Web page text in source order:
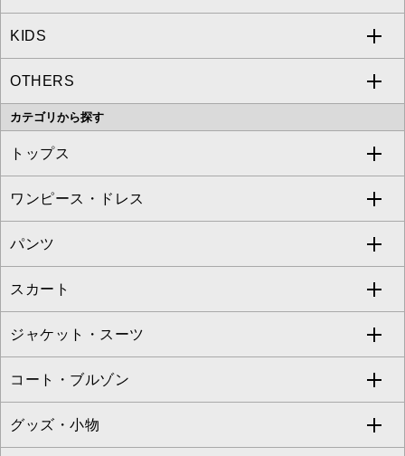
MICHEL KLEIN
MK MICHEL KLEIN
OFUON le MK
a.v.v
MICHEL KLEIN HOMME
MK MICHEL KLEIN HOMME
KIDS
a.v.v
OTHERS
MK MICHEL KLEIN BAG
カテゴリから探す
トップス
すべてのトップス
カットソー・Tシャツ
ブラウス・シャツ
ニット・セーター
カーディガン
アンサンブルセット
ワンピース・ドレス
すべてのワンピース・ドレス
ワンピース
ドレス
チュニック
ジャンパースカート
パンツ
すべてのパンツ
フルレングスパンツ
クロップド・半端丈パンツ
ガウチョ・ワイドパンツ
スカート
すべてのスカート
ロング・マキシ丈スカート
ひざ丈スカート
ジャケット・スーツ
すべてのジャケット・スーツ
テーラードジャケット
コート・ブルゾン
すべてのコート・ブルゾン
グッズ・小物